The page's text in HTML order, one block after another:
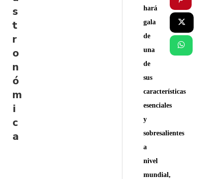
s
t
r
o
n
ó
m
i
c
a
hará
gala
de
una
de
sus
características
esenciales
y
sobresalientes
a
nivel
mundial,